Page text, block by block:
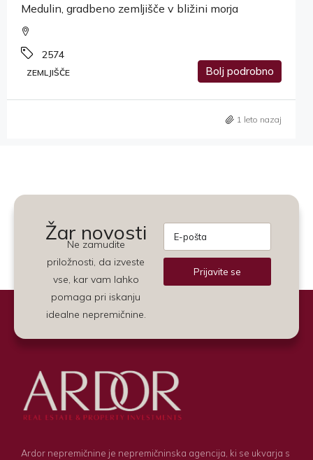
Medulin, gradbeno zemljišče v bližini morja
2574
ZEMLJIŠČE Bolj podrobno
1 leto nazaj
Žar novosti
Ne zamudite
priložnosti, da izveste
vse, kar vam lahko
pomaga pri iskanju
idealne nepremičnine.
Prijavite se
Ardor nepremičnine je nepremičninska agencija, ki se ukvarja s